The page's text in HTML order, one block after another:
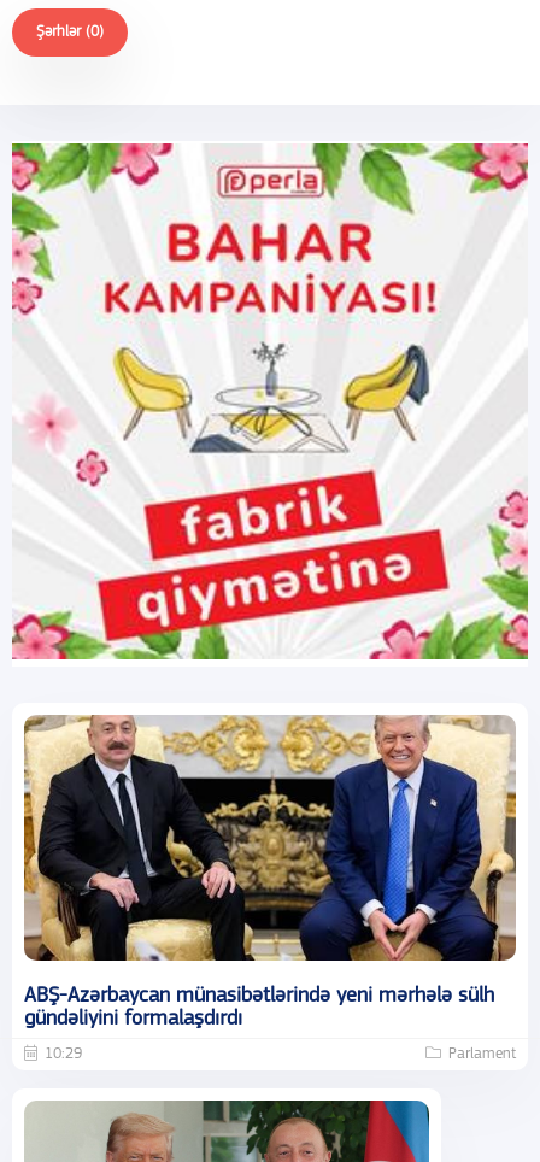
Şərhlər (0)
ABŞ-Azərbaycan münasibətlərində yeni mərhələ sülh
gündəliyini formalaşdırdı
10:29 Parlament